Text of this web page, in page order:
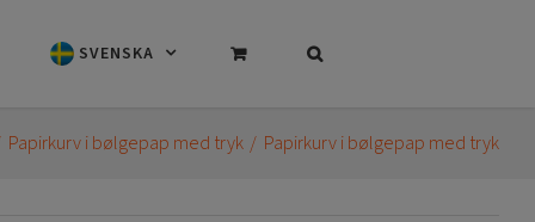
SVENSKA
Papirkurv i bølgepap med tryk Papirkurv i bølgepap med tryk